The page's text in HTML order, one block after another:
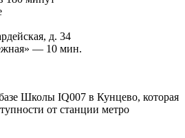
д. 34
— 10 мин.
Школы IQ007 в Кунцево, которая
от станции метро